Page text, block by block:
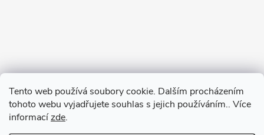
Tento web používá soubory cookie. Dalším procházením
tohoto webu vyjadřujete souhlas s jejich používáním.. Více
informacízde.